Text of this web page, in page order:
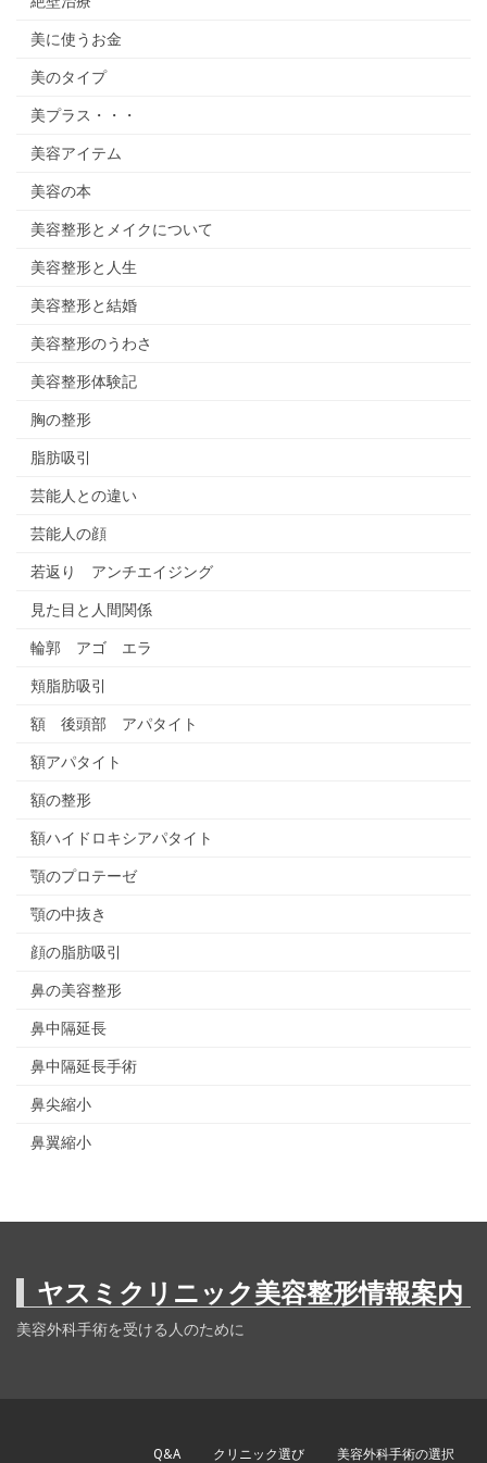
美に使うお金
美のタイプ
美プラス・・・
美容アイテム
美容の本
美容整形とメイクについて
美容整形と人生
美容整形と結婚
美容整形のうわさ
美容整形体験記
胸の整形
脂肪吸引
芸能人との違い
芸能人の顔
若返り アンチエイジング
見た目と人間関係
輪郭 アゴ エラ
頬脂肪吸引
額 後頭部 アパタイト
額アパタイト
額の整形
額ハイドロキシアパタイト
顎のプロテーゼ
顎の中抜き
顔の脂肪吸引
鼻の美容整形
鼻中隔延長
鼻中隔延長手術
鼻尖縮小
鼻翼縮小
ヤスミクリニック美容整形情報案内
美容外科手術を受ける人のために
Q&A クリニック選び 美容外科手術の選択